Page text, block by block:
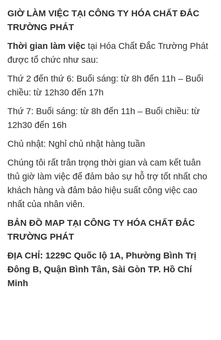
GIỜ LÀM VIỆC TẠI CÔNG TY HÓA CHẤT ĐẮC
TRƯỜNG PHÁT
Thời gian làm việc tại Hóa Chất Đắc Trường Phát
được tổ chức như sau:
Thứ 2 đến thứ 6: Buổi sáng: từ 8h đến 11h – Buổi
chiều: từ 12h30 đến 17h
Thứ 7: Buổi sáng: từ 8h đến 11h – Buổi chiều: từ
12h30 đến 16h
Chủ nhật: Nghỉ chủ nhật hàng tuần
Chúng tôi rất trân trọng thời gian và cam kết tuân
thủ giờ làm việc để đảm bảo sự hỗ trợ tốt nhất cho
khách hàng và đảm bảo hiệu suất công việc cao
nhất của nhân viên.
BẢN ĐỒ MAP TẠI CÔNG TY HÓA CHẤT ĐẮC
TRƯỜNG PHÁT
ĐỊA CHỈ: 1229C Quốc lộ 1A, Phường Bình Trị
Đông B, Quận Bình Tân, Sài Gòn TP. Hồ Chí
Minh